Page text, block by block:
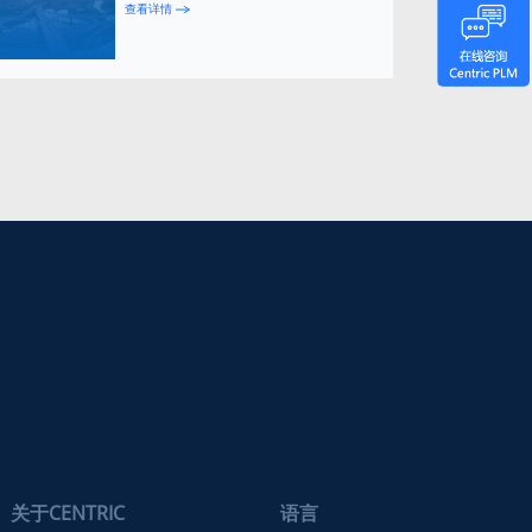
查看详情
关于CENTRIC
语言